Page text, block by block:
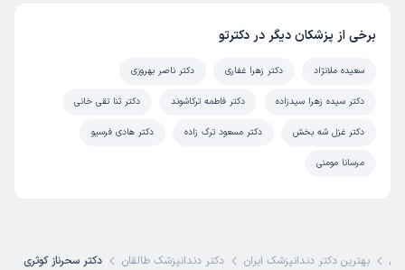
برخی از پزشکان دیگر در دکترتو
سعیده ملانژاد دکتر زهرا غفاری دکتر ناصر بهروزی
دکتر سیده زهرا سیدزاده دکتر فاطمه ترکاشوند دکتر ثنا تقی خانی
دکتر غزل شه بخش دکتر مسعود ترک زاده دکتر هادی فرسیو
مرسانا مومنی
بهترین دکتر دندانپزشک ایران دکتر دندانپزشک طالقان دکتر سحرناز کوثری